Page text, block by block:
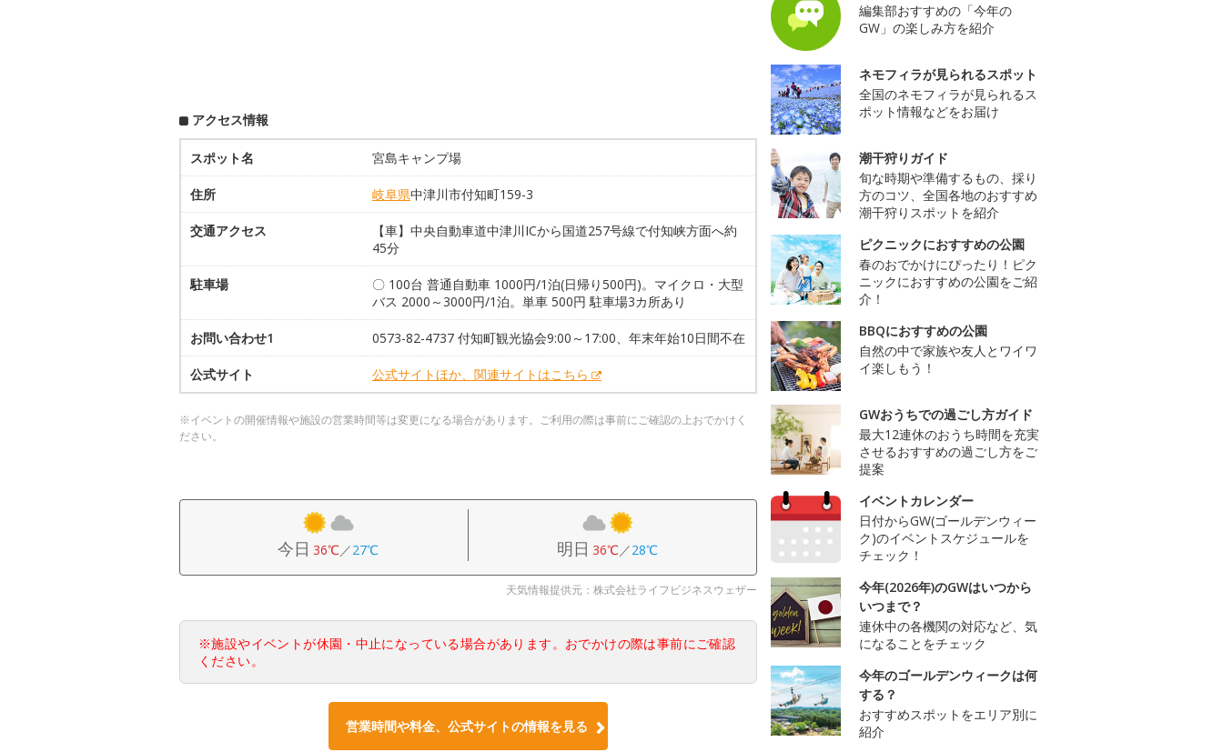
アクセス情報
スポット名 宮島キャンプ場
住所 岐阜県中津川市付知町159-3
交通アクセス
【車】中央自動車道中津川ICから国道257号線で付知峡方面へ約
45分
駐車場
〇 100台 普通自動車 1000円/1泊(日帰り500円)。マイクロ・大型
バス 2000～3000円/1泊。単車 500円 駐車場3カ所あり
お問い合わせ1 0573-82-4737 付知町観光協会9:00～17:00、年末年始10日間不在
公式サイト 公式サイトほか、関連サイトはこちら
※イベントの開催情報や施設の営業時間等は変更になる場合があります。ご利用の際は事前にご確認の上おでかけく
ださい。
今日 36℃／27℃ 明日 36℃／28℃
天気情報提供元：株式会社ライフビジネスウェザー
※施設やイベントが休園・中止になっている場合があります。おでかけの際は事前にご確認
ください。
営業時間や料金、公式サイトの情報を見る
編集部おすすめの「今年の
GW」の楽しみ方を紹介
ネモフィラが見られるスポット
全国のネモフィラが見られるス
ポット情報などをお届け
潮干狩りガイド
旬な時期や準備するもの、採り
方のコツ、全国各地のおすすめ
潮干狩りスポットを紹介
ピクニックにおすすめの公園
春のおでかけにぴったり！ピク
ニックにおすすめの公園をご紹
介！
BBQにおすすめの公園
自然の中で家族や友人とワイワ
イ楽しもう！
GWおうちでの過ごし方ガイド
最大12連休のおうち時間を充実
させるおすすめの過ごし方をご
提案
イベントカレンダー
日付からGW(ゴールデンウィー
ク)のイベントスケジュールを
チェック！
今年(2026年)のGWはいつから
いつまで？
連休中の各機関の対応など、気
になることをチェック
今年のゴールデンウィークは何
する？
おすすめスポットをエリア別に
紹介